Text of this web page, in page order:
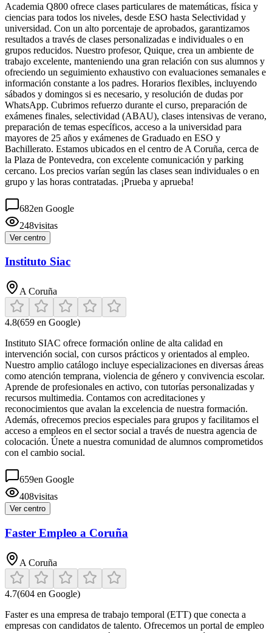
Academia Q800 ofrece clases particulares de matemáticas, física y
ciencias para todos los niveles, desde ESO hasta Selectividad y
universidad. Con un alto porcentaje de aprobados, garantizamos
resultados a través de clases personalizadas e individuales o en
grupos reducidos. Nuestro profesor, Quique, crea un ambiente de
trabajo excelente, manteniendo una gran relación con sus alumnos y
ofreciendo un seguimiento exhaustivo con evaluaciones semanales e
información constante a los padres. Horarios flexibles, incluyendo
sábados y domingos si es necesario, y resolución de dudas por
WhatsApp. Cubrimos refuerzo durante el curso, preparación de
exámenes finales, selectividad (ABAU), clases intensivas de verano,
preparación de temas específicos, acceso a la universidad para
mayores de 25 años y exámenes de Graduado en ESO y
Bachillerato. Estamos ubicados en el centro de A Coruña, cerca de
la Plaza de Pontevedra, con excelente comunicación y parking
cercano. Los precios varían según las clases sean individuales o en
grupo y las horas contratadas. ¡Prueba y aprueba!
682en Google
248visitas
Ver centro
Instituto Siac
A Coruña
4.8(659 en Google)
Instituto SIAC ofrece formación online de alta calidad en
intervención social, con cursos prácticos y orientados al empleo.
Nuestro amplio catálogo incluye especializaciones en diversas áreas
como atención temprana, violencia de género y convivencia escolar.
Aprende de profesionales en activo, con tutorías personalizadas y
recursos multimedia. Contamos con acreditaciones y
reconocimientos que avalan la excelencia de nuestra formación.
Además, ofrecemos precios especiales para grupos y facilitamos el
acceso a empleos en el sector social a través de nuestra agencia de
colocación. Únete a nuestra comunidad de alumnos comprometidos
con el cambio social.
659en Google
408visitas
Ver centro
Faster Empleo a Coruña
A Coruña
4.7(604 en Google)
Faster es una empresa de trabajo temporal (ETT) que conecta a
empresas con candidatos de talento. Ofrecemos un portal de empleo